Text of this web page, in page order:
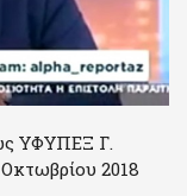
ΥΦΥΠΕΞ Γ.
2018